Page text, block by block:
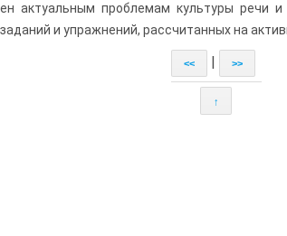
актуальным проблемам культуры речи
и упражнений, рассчитанных на
<< >>
↑